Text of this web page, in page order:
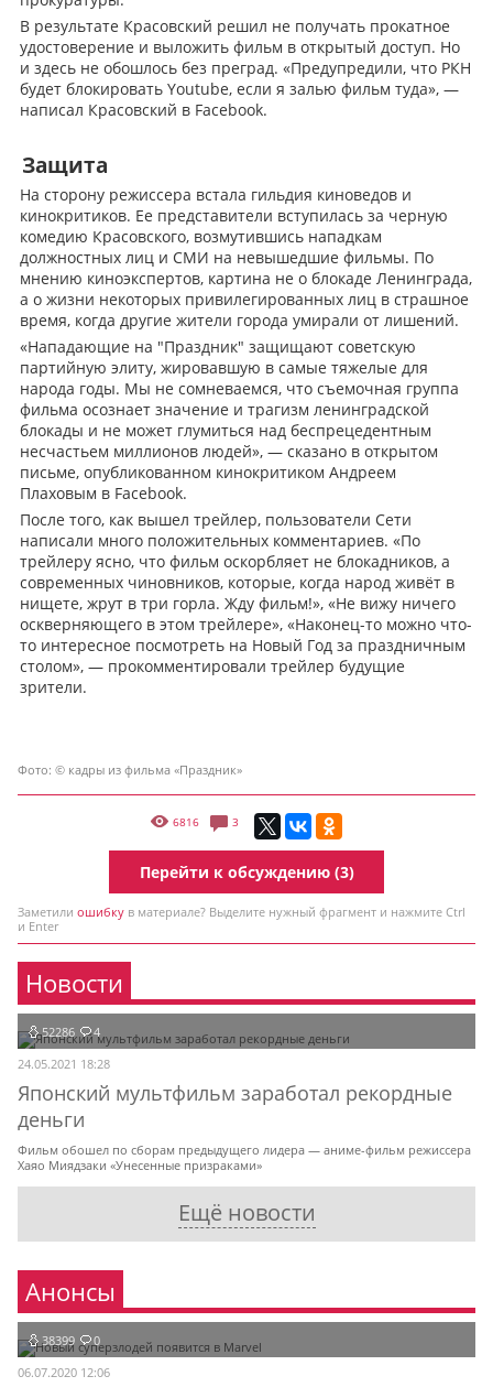
В результате Красовский решил не получать прокатное
удостоверение и выложить фильм в открытый доступ. Но
и здесь не обошлось без преград. «Предупредили, что РКН
будет блокировать Youtube, если я залью фильм туда», —
написал Красовский в Facebook.
Защита
На сторону режиссера встала гильдия киноведов и
кинокритиков. Ее представители вступилась за черную
комедию Красовского, возмутившись нападкам
должностных лиц и СМИ на невышедшие фильмы. По
мнению киноэкспертов, картина не о блокаде Ленинграда,
а о жизни некоторых привилегированных лиц в страшное
время, когда другие жители города умирали от лишений.
«Нападающие на "Праздник" защищают советскую
партийную элиту, жировавшую в самые тяжелые для
народа годы. Мы не сомневаемся, что съемочная группа
фильма осознает значение и трагизм ленинградской
блокады и не может глумиться над беспрецедентным
несчастьем миллионов людей», — сказано в открытом
письме, опубликованном кинокритиком Андреем
Плаховым в Facebook.
После того, как вышел трейлер, пользователи Сети
написали много положительных комментариев. «По
трейлеру ясно, что фильм оскорбляет не блокадников, а
современных чиновников, которые, когда народ живёт в
нищете, жрут в три горла. Жду фильм!», «Не вижу ничего
оскверняющего в этом трейлере», «Наконец-то можно что-
то интересное посмотреть на Новый Год за праздничным
столом», — прокомментировали трейлер будущие
зрители.
Фото: © кадры из фильма «Праздник»
6816 3
Перейти к обсуждению (3)
Заметили ошибку в материале? Выделите нужный фрагмент и нажмите Ctrl
и Enter
Новости
52286 4
24.05.2021 18:28
Японский мультфильм заработал рекордные
деньги
Фильм обошел по сборам предыдущего лидера — аниме-фильм режиссера
Хаяо Миядзаки «Унесенные призраками»
Ещё новости
Анонсы
38399 0
06.07.2020 12:06